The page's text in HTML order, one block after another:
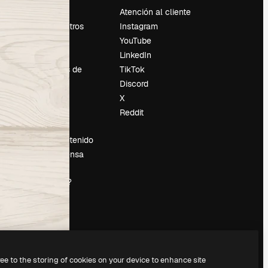
Sobre nosotros
Reviews
Tendencias de
búsqueda
Eventos
Slidesgo
Vender contenido
Sala de prensa
magnific.ai?
Atención al cliente
Instagram
YouTube
LinkedIn
TikTok
Discord
X
Reddit
to the storing of cookies on your device to enhance site